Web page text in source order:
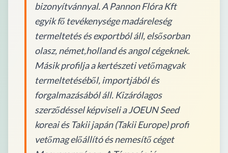
bizonyítvánnyal. A Pannon Flóra Kft
egyik fő tevékenysége madáreleség
termeltetés és exportból áll, elsősorban
olasz, német,holland és angol cégeknek.
Másik profilja a kertészeti vetőmagvak
termeltetéséből, importjából és
forgalmazásából áll. Kizárólagos
szerződéssel képviseli a JOEUN Seed
koreai és Takii japán (Takii Europe) profi
vetőmag előállító és nemesítő céget